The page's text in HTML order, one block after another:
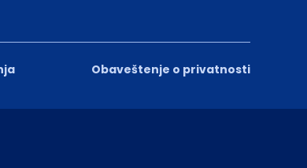
Obaveštenje o privatnosti